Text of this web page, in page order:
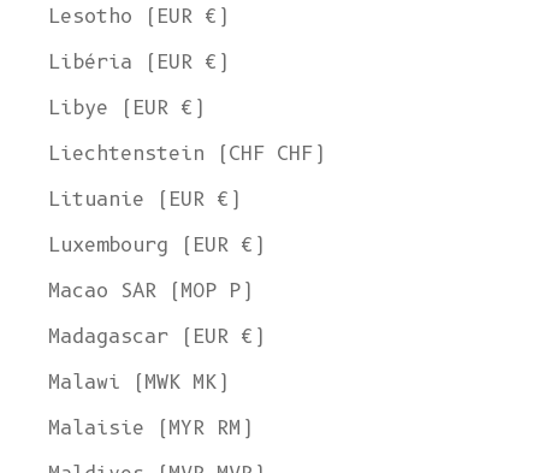
Lesotho (EUR €)
Libéria (EUR €)
Libye (EUR €)
Liechtenstein (CHF CHF)
Lituanie (EUR €)
Luxembourg (EUR €)
Macao SAR (MOP P)
Madagascar (EUR €)
Malawi (MWK MK)
Malaisie (MYR RM)